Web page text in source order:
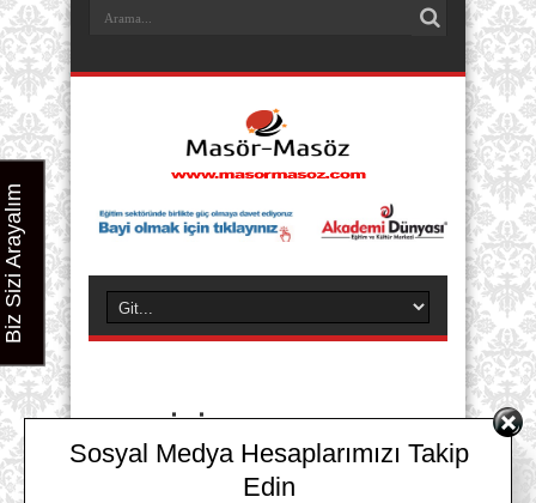
Masör İş İlanları Gümüşhane
Masör İş İlanları Gümüşhane
Biz Sizi Arayalım
Sosyal Medya Hesaplarımızı Takip
Edin